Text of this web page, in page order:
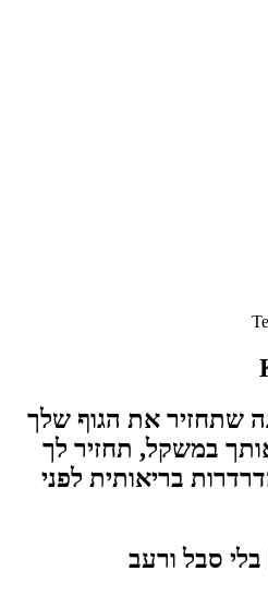
שתחזיר את הגוף שלך
במשקל, תחזיר לך
בריאותית לפני
בלי סבל ורעב